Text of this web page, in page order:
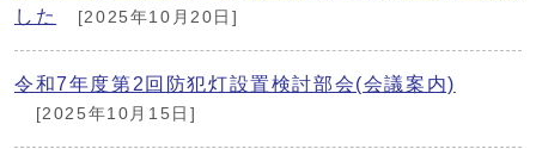
した
[2025年10月20日]
令和7年度第2回防犯灯設置検討部会(会議案内)
[2025年10月15日]